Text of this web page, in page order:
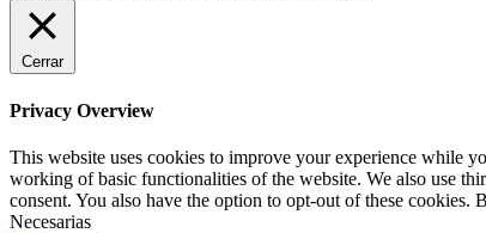
Cerrar
Privacy Overview
This website uses cookies to improve your experience while
working of basic functionalities of the website. We also use
consent. You also have the option to opt-out of these
Necesarias